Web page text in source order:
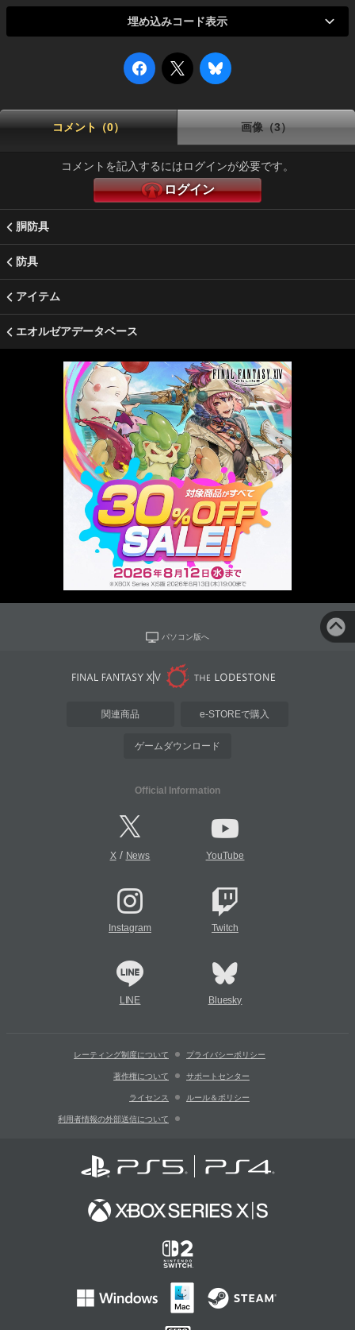
埋め込みコード表示
コメント（0） 画像（3）
コメントを記入するにはログインが必要です。
ログイン
胴防具
防具
アイテム
エオルゼアデータベース
パソコン版へ
関連商品 e-STOREで購入
ゲームダウンロード
Official Information
X/ News YouTube
Instagram Twitch
LINE Bluesky
レーティング制度について プライバシーポリシー
著作権について サポートセンター
ライセンス ルール＆ポリシー
利用者情報の外部送信について